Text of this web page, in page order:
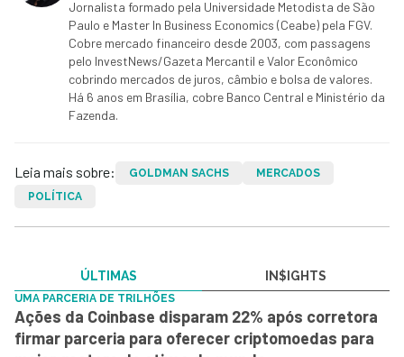
Jornalista formado pela Universidade Metodista de São
Paulo e Master In Business Economics (Ceabe) pela FGV.
Cobre mercado financeiro desde 2003, com passagens
pelo InvestNews/Gazeta Mercantil e Valor Econômico
cobrindo mercados de juros, câmbio e bolsa de valores.
Há 6 anos em Brasília, cobre Banco Central e Ministério da
Fazenda.
Leia mais sobre: GOLDMAN SACHS
MERCADOS
POLÍTICA
ÚLTIMAS IN$IGHTS
UMA PARCERIA DE TRILHÕES
Ações da Coinbase disparam 22% após corretora
firmar parceria para oferecer criptomoedas para